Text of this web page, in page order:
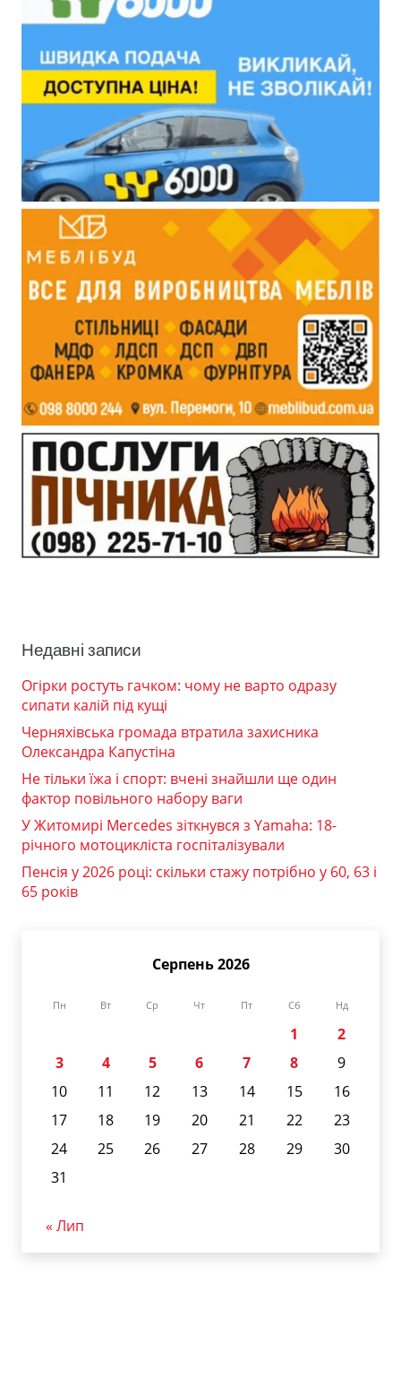
Недавні записи
Огірки ростуть гачком: чому не варто одразу
сипати калій під кущі
Черняхівська громада втратила захисника
Олександра Капустіна
Не тільки їжа і спорт: вчені знайшли ще один
фактор повільного набору ваги
У Житомирі Mercedes зіткнувся з Yamaha: 18-
річного мотоцикліста госпіталізували
Пенсія у 2026 році: скільки стажу потрібно у 60, 63 і
65 років
Серпень 2026
Пн Вт Ср Чт Пт Сб Нд
1
2
3
4 5 6 7 8
9
10
11 12 13 14 15
16
17
18 19 20 21 22
23
24
25 26 27 28 29
30
31
« Лип